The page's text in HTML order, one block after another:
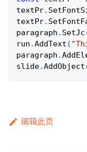
textPr.
textPr.
paragraph . SetJc
run .AddText (
paragraph .
slide.AddObject
编辑此页